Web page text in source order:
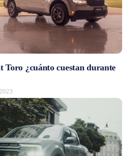
¿cuánto cuestan durante